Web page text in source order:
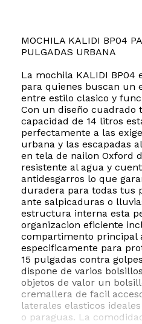
MOCHILA KALIDI BP04
PULGADAS URBANA
La mochila KALIDI BP04
para quienes buscan un
entre estilo clasico y
Con un diseño cuadrado
capacidad de 14 litros
perfectamente a las
urbana y las escapadas
en tela de nailon Oxford
resistente al agua y
antidesgarros lo que
duradera para todas tus
ante salpicaduras o
estructura interna esta
organizacion eficiente
compartimento principal
especificamente para
15 pulgadas contra
dispone de varios
objetos de valor un
cremallera de facil
laterales elasticos
o paraguas. La